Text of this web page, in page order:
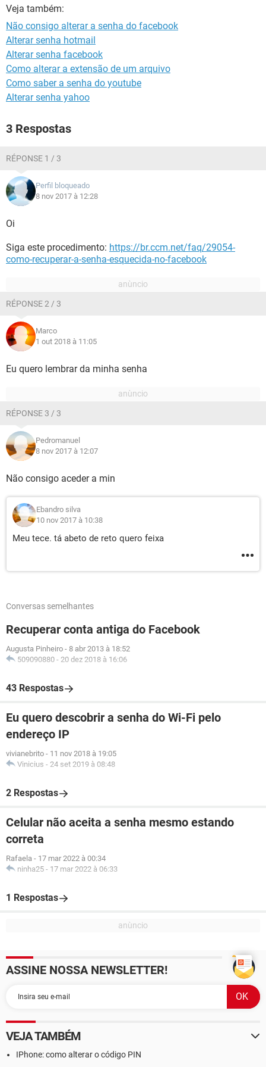
GUIA DE COMPRAS
Veja também:
Não consigo alterar a senha do facebook
Alterar senha hotmail
Alterar senha facebook
Como alterar a extensão de um arquivo
Como saber a senha do youtube
Alterar senha yahoo
3 Respostas
RÉPONSE 1 / 3
Perfil bloqueado
8 nov 2017 à 12:28
Oi
Siga este procedimento: https://br.ccm.net/faq/29054-
como-recuperar-a-senha-esquecida-no-facebook
RÉPONSE 2 / 3
Marco
1 out 2018 à 11:05
Eu quero lembrar da minha senha
RÉPONSE 3 / 3
Pedromanuel
8 nov 2017 à 12:07
Não consigo aceder a min
Ebandro silva
10 nov 2017 à 10:38
Meu tece. tá abeto de reto quero feixa
Conversas semelhantes
Recuperar conta antiga do Facebook
Augusta Pinheiro - 8 abr 2013 à 18:52
509090880 - 20 dez 2018 à 16:06
43 Respostas
Eu quero descobrir a senha do Wi-Fi pelo
endereço IP
vivianebrito - 11 nov 2018 à 19:05
Vinicius - 24 set 2019 à 08:48
2 Respostas
Celular não aceita a senha mesmo estando
correta
Rafaela - 17 mar 2022 à 00:34
ninha25 - 17 mar 2022 à 06:33
1 Respostas
ASSINE NOSSA NEWSLETTER!
VEJA TAMBÉM
IPhone: como alterar o código PIN